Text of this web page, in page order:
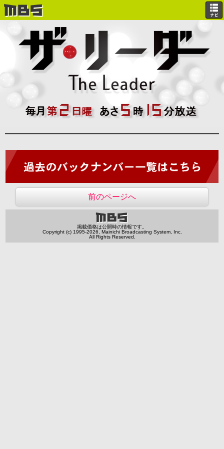
前のページへ
掲載価格は公開時の情報です。
Copyright (c) 1995-2026 , Mainichi Broadcasting System, Inc.
All Rights Reserved.